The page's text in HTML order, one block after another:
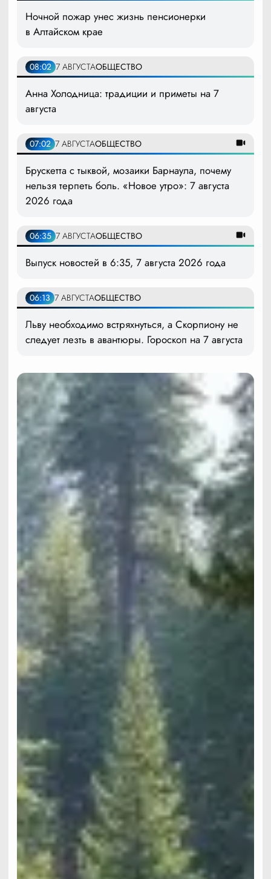
Ночной пожар унес жизнь пенсионерки
в Алтайском крае
08:02 7 АВГУСТАОБЩЕСТВО
Анна Холодница: традиции и приметы на 7
августа
07:02 7 АВГУСТАОБЩЕСТВО
Брускетта с тыквой, мозаики Барнаула, почему
нельзя терпеть боль. «Новое утро»: 7 августа
2026 года
06:35 7 АВГУСТАОБЩЕСТВО
Выпуск новостей в 6:35, 7 августа 2026 года
06:13 7 АВГУСТАОБЩЕСТВО
Льву необходимо встряхнуться, а Скорпиону не
следует лезть в авантюры. Гороскоп на 7 августа